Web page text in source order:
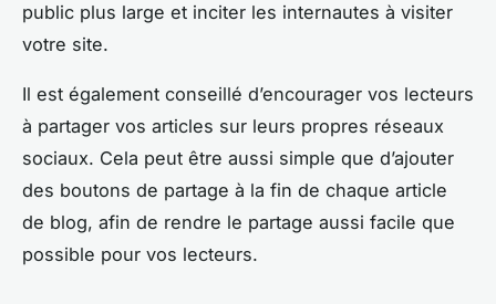
public plus large et inciter les internautes à visiter
votre site.
Il est également conseillé d’encourager vos lecteurs
à partager vos articles sur leurs propres réseaux
sociaux. Cela peut être aussi simple que d’ajouter
des boutons de partage à la fin de chaque article
de blog, afin de rendre le partage aussi facile que
possible pour vos lecteurs.